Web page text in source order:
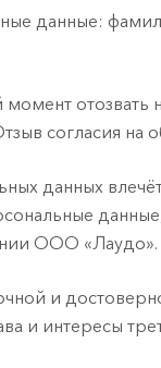
данные:
согласия на
данных
ООО «Лаудо».
и
и интересы